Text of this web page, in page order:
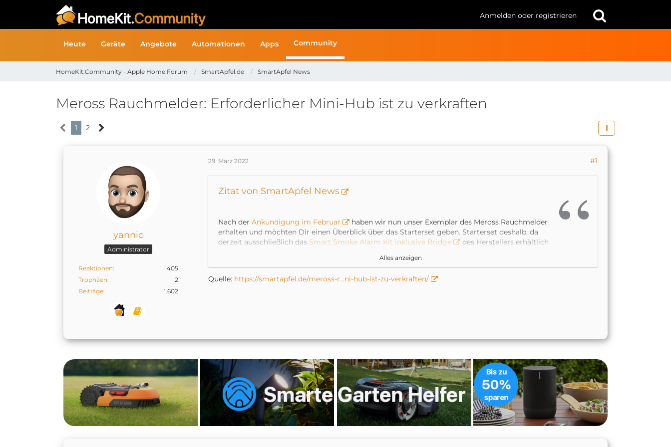
Anmelden oder registrieren
Heute Geräte Angebote Automationen Apps Community
HomeKit.Community - Apple Home Forum SmartApfel.de SmartApfel News
Meross Rauchmelder: Erforderlicher Mini-Hub ist zu verkraften
1 2
yannic
Administrator
Reaktionen
405
Trophäen
2
Beiträge
1.602
29. März 2022 #1
Zitat von SmartApfel News
Nach der Ankündigung im Februar
haben wir nun unser Exemplar des Meross Rauchmelder
erhalten und möchten Dir einen Überblick über das Starterset geben. Starterset deshalb, da
derzeit ausschließlich das Smart Smoke Alarm Kit inklusive Bridge
des Herstellers erhältlich
Aber auch direkt vorweg, da viele schon stöhnen „Noch eine Bridge?!“, dieses kleine Zusatzteil
zueinander.
schon die Heizkörperthermostate von Meross auf diese Verbindung. Zudem hatMeross uns im
Januar angekündigt
, dass es in Kürze auch einen Kontaktsensor, Bewegungsmelder und
Wassermelder geben wird, die ebenfalls den Mini-Hub voraussetzen. Im April sollte es mit dem
Wassermelder losgehen. An den Hub können übrigens bis zu 16 Geräte angebunden werden.
Die kleine Box ist über den Scan des HomeKit-Codes schnell dem heimischen Netzwerk
hinzugefügt. DieMeross App
– die übrigens kürzlich ein Design-Update erhalten hat –
empfehlen wir dennoch. Dort wird der Hub nach dem Start der App automatisch erkannt und
Alles anzeigen
Quelle: https://smartapfel.de/meross-r…ni-hub-ist-zu-verkraften/